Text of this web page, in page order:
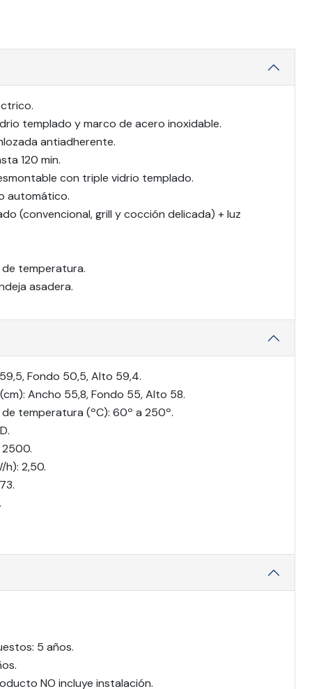
templado y marco de acero inoxidable.
antiadherente.
120 min.
con triple vidrio templado.
automático.
(convencional, grill y cocción delicada) + luz
temperatura.
asadera.
Fondo 50,5, Alto 59,4.
Ancho 55,8, Fondo 55, Alto 58.
temperatura (ºC): 60º a 250º.
2500.
h): 2,50.
5 años.
NO incluye instalación.